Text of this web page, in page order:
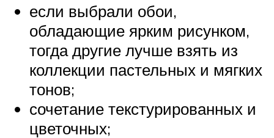
если выбрали обои,
обладающие ярким рисунком,
тогда другие лучше взять из
коллекции пастельных и мягких
тонов;
сочетание текстурированных и
цветочных;